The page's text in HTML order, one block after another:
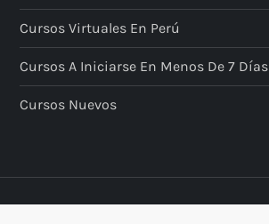
Cursos Virtuales En Perú
Cursos A Iniciarse En Menos De 7 Días
Cursos Nuevos